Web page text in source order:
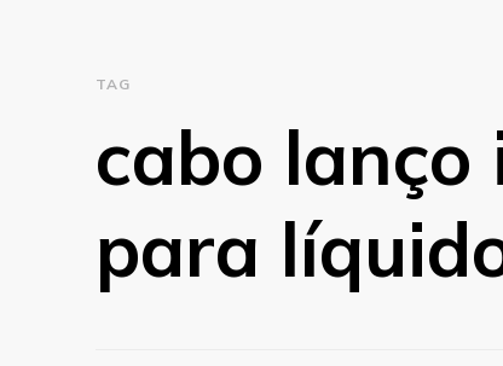
TAG
cabo lanço
para